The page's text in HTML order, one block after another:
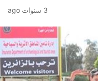
3 سنوات ago